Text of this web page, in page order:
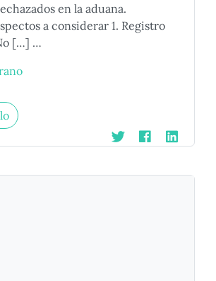
en la aduana.
a considerar 1. Registro
[…] …